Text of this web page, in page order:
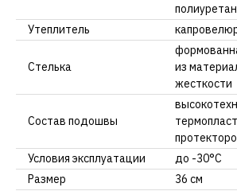
Утеплитель
Стелька
из
жесткости
Состав подошвы
Условия эксплуатации
до -30°С
Размер
36 см